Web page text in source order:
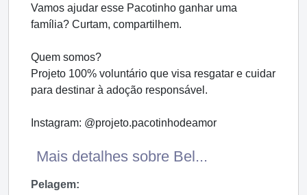
Vamos ajudar esse Pacotinho ganhar uma
família? Curtam, compartilhem.
Quem somos?
Projeto 100% voluntário que visa resgatar e cuidar
para destinar à adoção responsável.
Instagram: @projeto.pacotinhodeamor
Mais detalhes sobre Bel...
Pelagem: